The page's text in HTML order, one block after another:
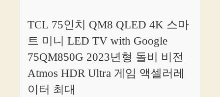
TCL 75인치 QM8 QLED 4K 스마
트 미니 LED TV with Google
75QM850G 2023년형 돌비 비전
Atmos HDR Ultra 게임 액셀러레
이터 최대